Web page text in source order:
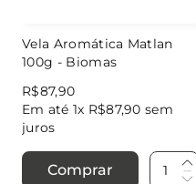
Vela Aromática Matlan
100g - Biomas
R$87,90
Em até 1x R$87,90 sem
juros
Comprar